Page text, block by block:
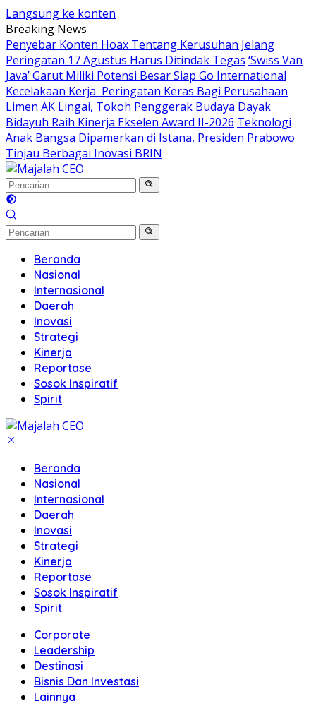
Langsung ke konten
Breaking News
Penyebar Konten Hoax Tentang Kerusuhan Jelang
Peringatan 17 Agustus Harus Ditindak Tegas ‘Swiss Van
Java’ Garut Miliki Potensi Besar Siap Go International
Kecelakaan Kerja Peringatan Keras Bagi Perusahaan
Limen AK Lingai, Tokoh Penggerak Budaya Dayak
Bidayuh Raih Kinerja Ekselen Award II-2026 Teknologi
Anak Bangsa Dipamerkan di Istana, Presiden Prabowo
Tinjau Berbagai Inovasi BRIN
Beranda
Nasional
Internasional
Daerah
Inovasi
Strategi
Kinerja
Reportase
Sosok Inspiratif
Spirit
Beranda
Nasional
Internasional
Daerah
Inovasi
Strategi
Kinerja
Reportase
Sosok Inspiratif
Spirit
Corporate
Leadership
Destinasi
Bisnis Dan Investasi
Lainnya